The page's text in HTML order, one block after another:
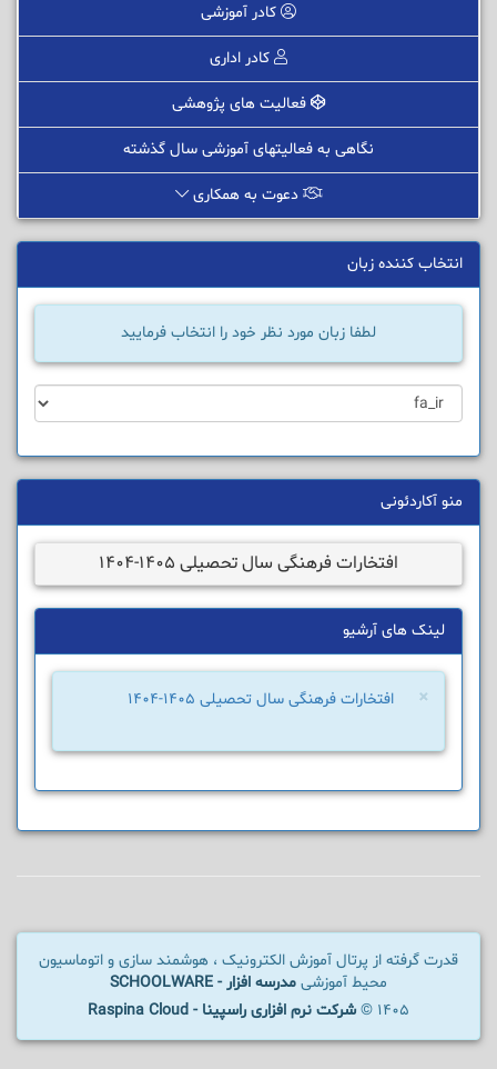
کادر آموزشی
کادر اداری
فعالیت های پژوهشی
نگاهی به فعالیتهای آموزشی سال گذشته
دعوت به همکاری
انتخاب کننده زبان
لطفا زبان مورد نظر خود را انتخاب فرمایید
منو آکاردئونی
افتخارات فرهنگی سال تحصیلی 1405-1404
لینک های آرشیو
× افتخارات فرهنگی سال تحصیلی 1405-1404
قدرت گرفته از پرتال آموزش الکترونیک ، هوشمند سازی و اتوماسیون
محیط آموزشی مدرسه افزار - SCHOOLWARE
1405 ©
شرکت نرم افزاری راسپینا - Raspina Cloud